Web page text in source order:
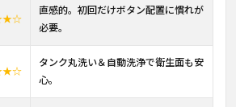
直感的。初回だけボタン配置に慣れが
必要。
タンク丸洗い＆自動洗浄で衛生面も安
心。